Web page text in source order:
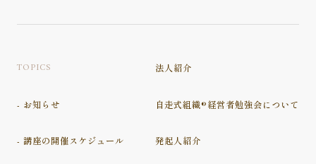
TOPICS
- お知らせ
- 講座の開催スケジュール
法人紹介
自走式組織®経営者勉強会について
発起人紹介